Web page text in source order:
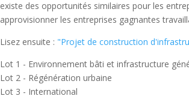
existe des opportunités similaires pour les
approvisionner les entreprises gagnantes
Lisez ensuite : "Projet de construction
Lot 1 - Environnement bâti et infrastructure
Lot 2 - Régénération urbaine
Lot 3 - International